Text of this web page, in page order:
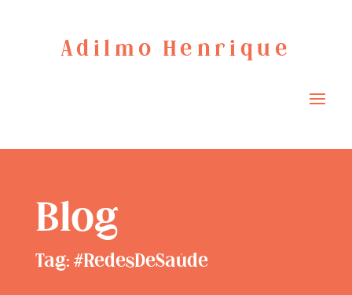
Adilmo Henrique
Blog
Tag: #RedesDeSaúde